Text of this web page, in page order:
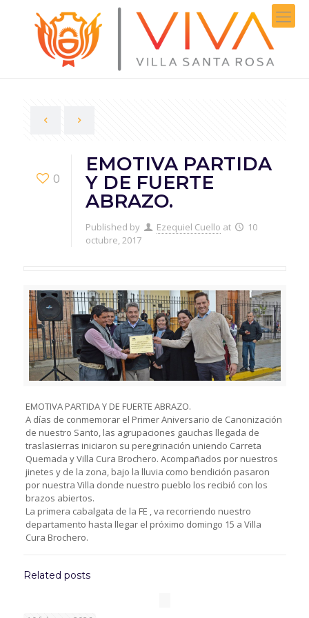
0
EMOTIVA PARTIDA
Y DE FUERTE
ABRAZO.
Published by Ezequiel Cuello at
10
octubre, 2017
EMOTIVA PARTIDA Y DE FUERTE ABRAZO.
A días de conmemorar el Primer Aniversario de Canonización
de nuestro Santo, las agrupaciones gauchas llegada de
traslasierras iniciaron su peregrinación uniendo Carreta
Quemada y Villa Cura Brochero. Acompañados por nuestros
jinetes y de la zona, bajo la lluvia como bendición pasaron
por nuestra Villa donde nuestro pueblo los recibió con los
brazos abiertos.
La primera cabalgata de la FE , va recorriendo nuestro
departamento hasta llegar el próximo domingo 15 a Villa
Cura Brochero.
Related posts